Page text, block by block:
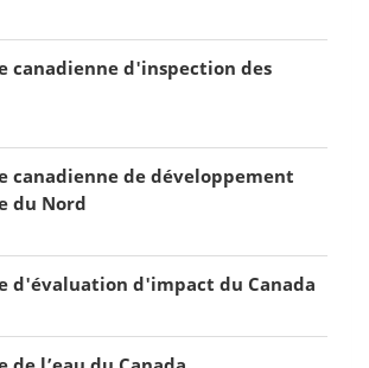
canadienne d'inspection des
canadienne de développement
du Nord
d'évaluation d'impact du Canada